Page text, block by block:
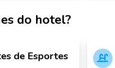
do hotel?
de Esportes